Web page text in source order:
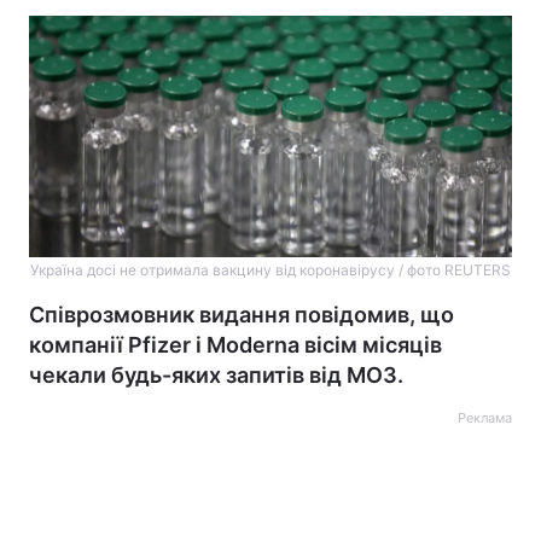
Україна досі не отримала вакцину від коронавірусу / фото REUTERS
Співрозмовник видання повідомив, що
компанії Pfizer і Moderna вісім місяців
чекали будь-яких запитів від МОЗ.
Реклама